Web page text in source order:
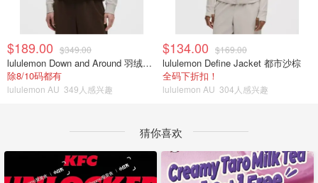
$189.00 $349.00
lululemon Down and Around 羽绒夹克
除8/10码都有
lululemon AU 349人感兴趣
$134.00 $169.00
lululemon Define Jacket 都市沙棕
全码下折扣！
lululemon AU 304人感兴趣
猜你喜欢